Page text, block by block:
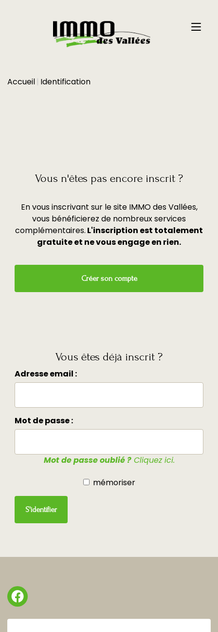
Accueil Identification
Vous n'êtes pas encore inscrit ?
En vous inscrivant sur le site IMMO des Vallées,
vous bénéficierez de nombreux services
complémentaires. L'inscription est totalement
gratuite et ne vous engage en rien.
Créer son compte
Vous êtes déjà inscrit ?
Adresse email :
Mot de passe :
Mot de passe oublié ?Cliquez ici.
mémoriser
S'identifier